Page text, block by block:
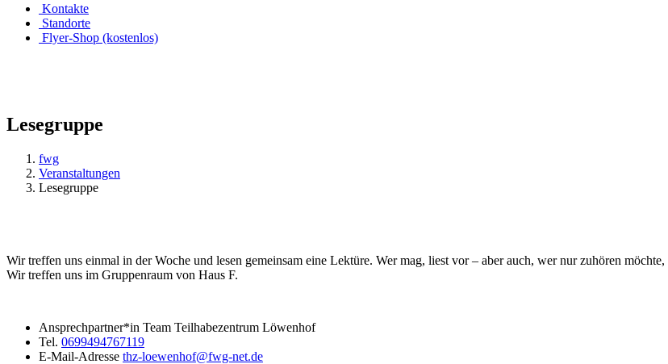
Kontakte
Standorte
Flyer-Shop (kostenlos)
Lesegruppe
fwg
Veranstaltungen
Lesegruppe
Wir treffen uns einmal in der Woche und lesen gemeinsam eine Lektüre. Wer mag, liest vor – aber auch, wer nur zuhören
Wir treffen uns im Gruppenraum von Haus F.
Ansprechpartner*in Team Teilhabezentrum Löwenhof
Tel. 0699494767119
E-Mail-Adresse thz-loewenhof@fwg-net.de